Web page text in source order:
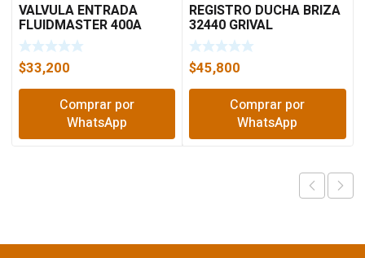
VALVULA ENTRADA
FLUIDMASTER 400A
$33,200
Comprar por
WhatsApp
REGISTRO DUCHA BRIZA
32440 GRIVAL
$45,800
Comprar por
WhatsApp